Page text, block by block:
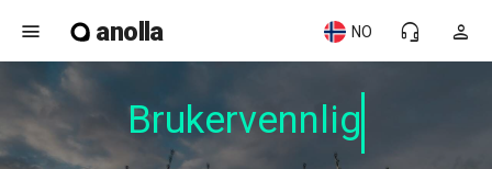
menu anolla person
headset_mic
NO
Brukervennlig